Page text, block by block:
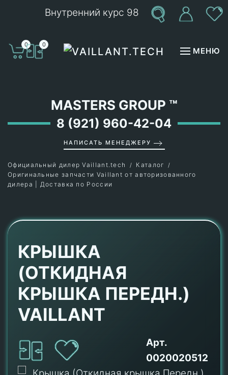
Внутренний курс 98
0 0
МЕНЮ
MASTERS GROUP ™
8 (921) 960-42-04
НАПИСАТЬ МЕНЕДЖЕРУ
Официальный дилер Vaillant.tech
Каталог
Оригинальные запчасти Vaillant от авторизованного
дилера | Доставка по России
КРЫШКА
(ОТКИДНАЯ
КРЫШКА ПЕРЕДН.)
VAILLANT
Арт.
0020020512